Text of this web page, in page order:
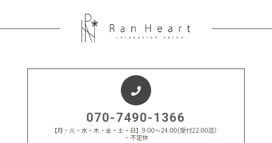
070-7490-1366
【月・火・水・木・金・土・日】9:00～24:00(受付22:00迄）
・不定休